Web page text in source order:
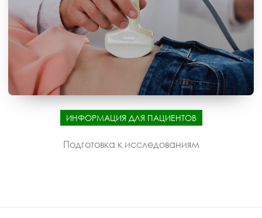
ИНФОРМАЦИЯ ДЛЯ ПАЦИЕНТОВ
Подготовка к исследованиям